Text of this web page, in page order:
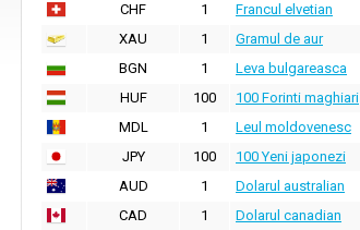
CHF
1 Francul elvetian
XAU
1 Gramul de aur
BGN
1 Leva bulgareasca
HUF
100 100 Forinti maghiari
MDL
1 Leul moldovenesc
JPY
100 100 Yeni japonezi
AUD
1 Dolarul australian
CAD
1 Dolarul canadian